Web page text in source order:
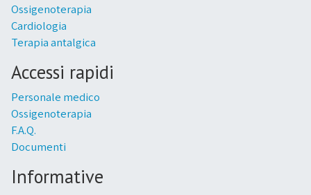
Ossigenoterapia
Cardiologia
Terapia antalgica
Accessi rapidi
Personale medico
Ossigenoterapia
F.A.Q.
Documenti
Informative